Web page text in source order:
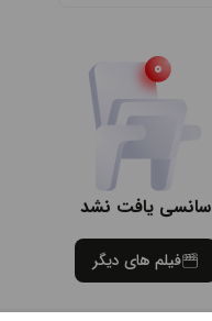
سانسی یافت نشد
فیلم های دیگر